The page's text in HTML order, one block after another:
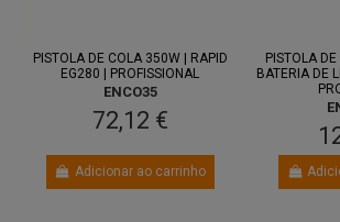
PISTOLA DE COLA 350W | RAPID
EG280 | PROFISSIONAL
ENCO35
72,12 €
Adicionar ao carrinho
PISTOLA
BATERIA DE